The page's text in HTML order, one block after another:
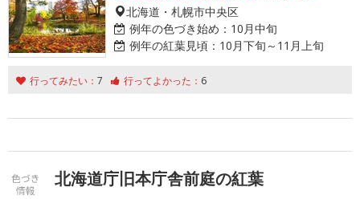
北海道・札幌市中央区
例年の色づき始め： 10月中旬
例年の紅葉見頃： 10月下旬～11月上旬
行ってみたい： 7 行ってよかった： 6
北海道庁旧本庁舎前庭の紅葉